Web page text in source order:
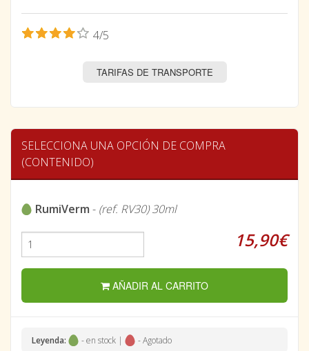
4/5
TARIFAS DE TRANSPORTE
SELECCIONA UNA OPCIÓN DE COMPRA
(CONTENIDO)
RumiVerm - (ref. RV30) 30ml
15,90€
AÑADIR AL CARRITO
Leyenda: - en stock | - Agotado